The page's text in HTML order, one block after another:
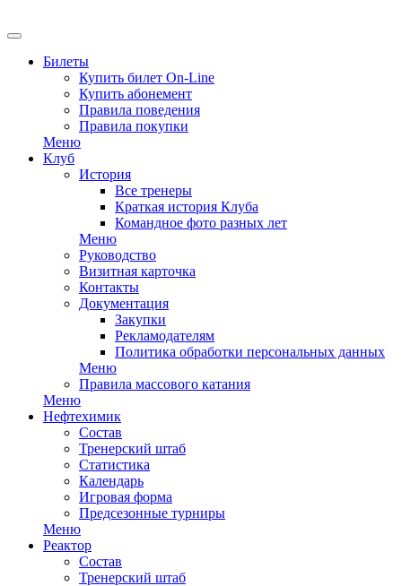
Билеты
Купить билет On-Line
Купить абонемент
Правила поведения
Правила покупки
Меню
Клуб
История
Все тренеры
Краткая история Клуба
Командное фото разных лет
Меню
Руководство
Визитная карточка
Контакты
Документация
Закупки
Рекламодателям
Политика обработки персональных данных
Меню
Правила массового катания
Меню
Нефтехимик
Состав
Тренерский штаб
Статистика
Календарь
Игровая форма
Предсезонные турниры
Меню
Реактор
Состав
Тренерский штаб